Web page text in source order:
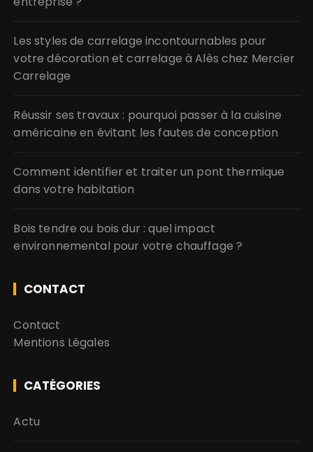
Les styles de carrelage incontournables pour
votre décoration et carrelage à Alès chez Mercier
Carrelage
Réussir ses travaux : pourquoi passer à la cuisine
américaine en évitant les fautes de conception
Comment identifier et traiter un pont thermique
dans votre habitation
Bois tendre ou bois dur : quel impact
environnemental pour votre chauffage ?
CONTACT
Contact
Mentions Légales
CATÉGORIES
Actu